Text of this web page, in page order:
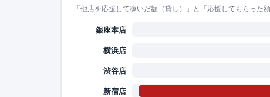
「他店を応援して稼いだ額（貸し）」と「応援してもらった
銀座本店
横浜店
渋谷店
新宿店